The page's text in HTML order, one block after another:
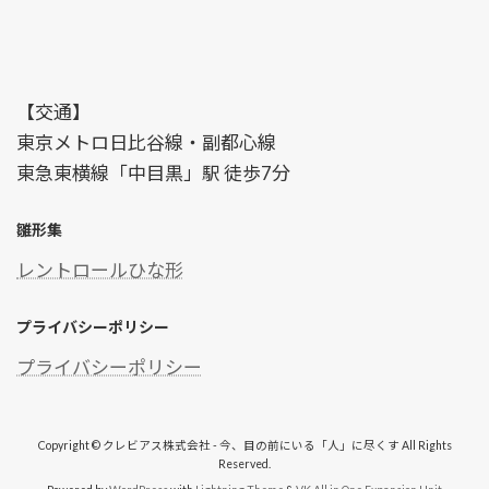
【交通】
東京メトロ日比谷線・副都心線
東急東横線「中目黒」駅 徒歩7分
雛形集
レントロールひな形
プライバシーポリシー
プライバシーポリシー
Copyright © クレビアス株式会社 - 今、目の前にいる「人」に尽くす All Rights
Reserved.